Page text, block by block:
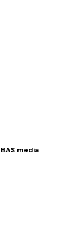
media